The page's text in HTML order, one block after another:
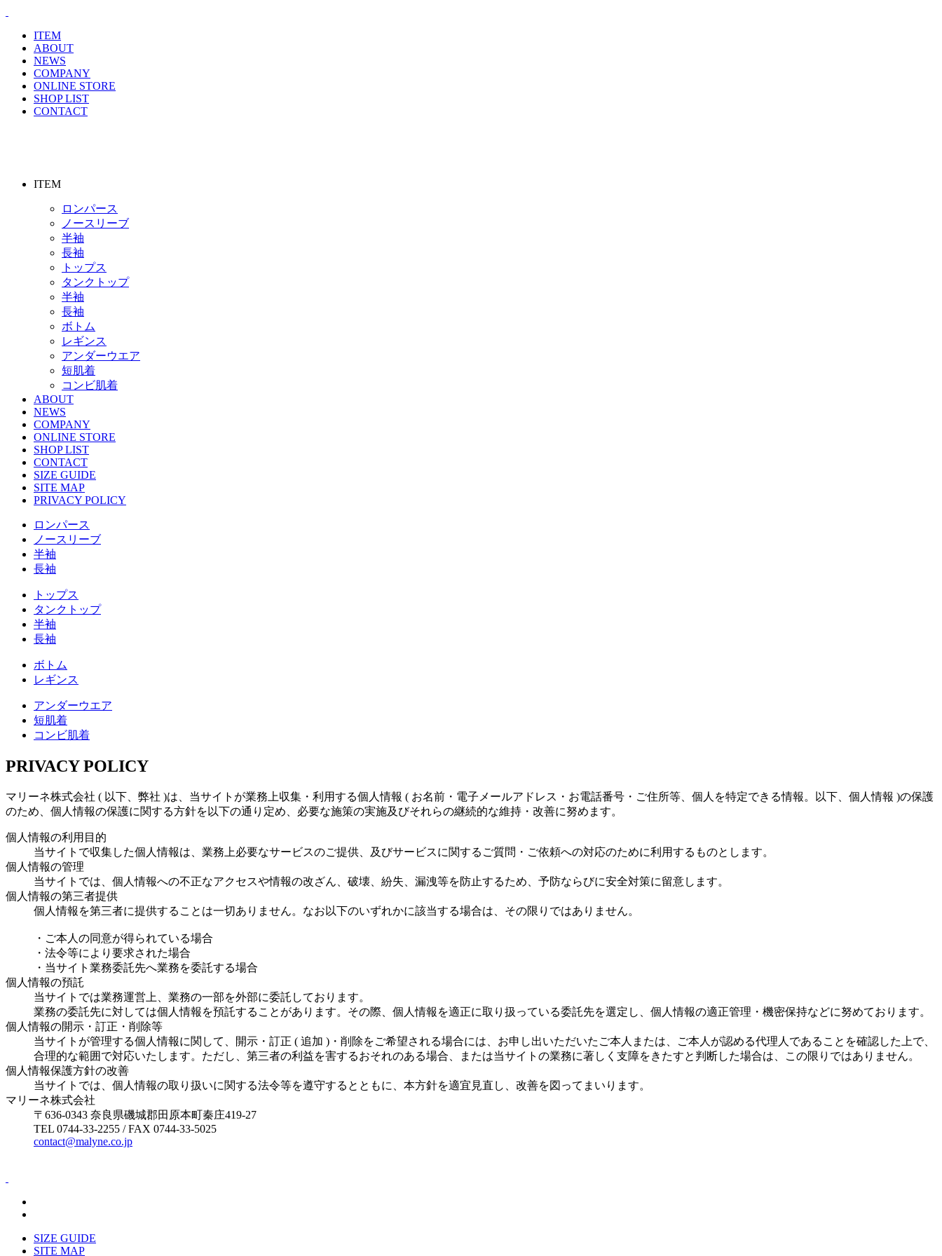
ITEM
ABOUT
NEWS
COMPANY
ONLINE STORE
SHOP LIST
CONTACT
ITEM
ロンパース
ノースリーブ
半袖
⻑袖
トップス
タンクトップ
半袖
⻑袖
ボトム
レギンス
アンダーウエア
短肌着
コンビ肌着
ABOUT
NEWS
COMPANY
ONLINE STORE
SHOP LIST
CONTACT
SIZE GUIDE
SITE MAP
PRIVACY POLICY
ロンパース
ノースリーブ
半袖
⻑袖
トップス
タンクトップ
半袖
⻑袖
ボトム
レギンス
アンダーウエア
短肌着
コンビ肌着
PRIVACY POLICY
マリーネ株式会社 ( 以下、弊社 )は、当サイトが業務上収集・利用する個人情報 ( お名前・電子メールアドレス・お電話番号・ご住所等、個人を特定できる情報。以下、個人情報 )の保護
のため、個人情報の保護に関する方針を以下の通り定め、必要な施策の実施及びそれらの継続的な維持・改善に努めます。
個人情報の利用目的
当サイトで収集した個人情報は、業務上必要なサービスのご提供、及びサービスに関するご質問・ご依頼への対応のために利用するものとします。
個人情報の管理
当サイトでは、個人情報への不正なアクセスや情報の改ざん、破壊、紛失、漏洩等を防止するため、予防ならびに安全対策に留意します。
個人情報の第三者提供
個人情報を第三者に提供することは一切ありません。なお以下のいずれかに該当する場合は、その限りではありません。
・ご本人の同意が得られている場合
・法令等により要求された場合
・当サイト業務委託先へ業務を委託する場合
個人情報の預託
当サイトでは業務運営上、業務の一部を外部に委託しております。
業務の委託先に対しては個人情報を預託することがあります。その際、個人情報を適正に取り扱っている委託先を選定し、個人情報の適正管理・機密保持などに努めております。
個人情報の開示・訂正・削除等
当サイトが管理する個人情報に関して、開示・訂正 ( 追加 )・削除をご希望される場合には、お申し出いただいたご本人または、ご本人が認める代理人であることを確認した上で、
合理的な範囲で対応いたします。ただし、第三者の利益を害するおそれのある場合、または当サイトの業務に著しく支障をきたすと判断した場合は、この限りではありません。
個人情報保護方針の改善
当サイトでは、個人情報の取り扱いに関する法令等を遵守するとともに、本方針を適宜見直し、改善を図ってまいります。
マリーネ株式会社
〒636-0343 奈良県磯城郡田原本町秦庄419-27
TEL 0744-33-2255 / FAX 0744-33-5025
contact@malyne.co.jp
SIZE GUIDE
SITE MAP